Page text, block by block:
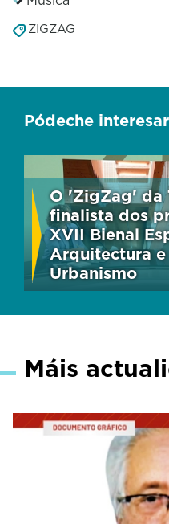
ZIGZAG
Pódeche interesar
O 'ZigZag' da
finalista dos
XVII Bienal
Arquitectura e
Urbanismo
Máis